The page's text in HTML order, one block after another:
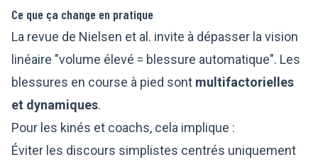
Ce que ça change en pratique
La revue de Nielsen et al. invite à dépasser la vision
linéaire "volume élevé = blessure automatique". Les
blessures en course à pied sont multifactorielles
et dynamiques.
Pour les kinés et coachs, cela implique :
Éviter les discours simplistes centrés uniquement